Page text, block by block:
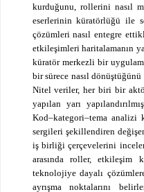
kurduğunu, rollerini nasıl
eserlerinin küratörlüğü ile
çözümleri nasıl entegre
etkileşimleri haritalamanın
küratör merkezli bir
bir sürece nasıl
Nitel veriler, her biri bir
yapılan yarı
Kod–kategori–tema analizi
sergileri şekillendiren
iş birliği çerçevelerini
arasında roller, etkileşim
teknolojiye dayalı
ayrışma noktalarını